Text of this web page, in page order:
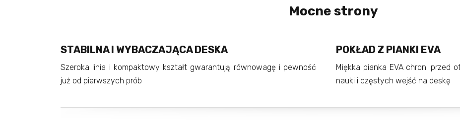
Mocne strony
STABILNA I WYBACZAJĄCA DESKA
Szeroka linia i kompaktowy kształt gwarantują równowagę i pewność
już od pierwszych prób
POKŁAD Z PIANKI EVA
Miękka pianka EVA chroni przed
nauki i częstych wejść na deskę